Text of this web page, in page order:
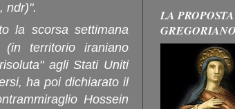
ndr)".
la scorsa settimana
territorio iraniano
agli Stati Uniti
ha poi dichiarato il
Hossein
LA